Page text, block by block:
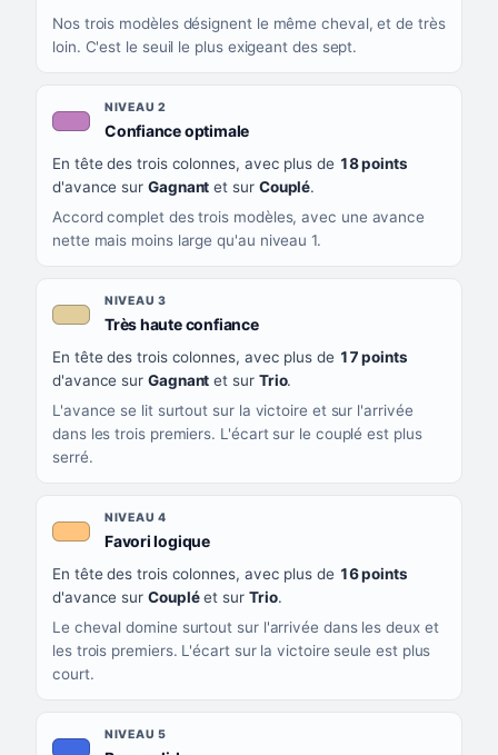
Nos trois modèles désignent le même cheval, et de très
loin. C'est le seuil le plus exigeant des sept.
NIVEAU 2
Confiance optimale, couleur mauve
En tête des trois colonnes, avec plus de 18 points
d'avance sur Gagnant et sur Couplé.
Accord complet des trois modèles, avec une avance
nette mais moins large qu'au niveau 1.
NIVEAU 3
Très haute confiance, couleur beige
En tête des trois colonnes, avec plus de 17 points
d'avance sur Gagnant et sur Trio.
L'avance se lit surtout sur la victoire et sur l'arrivée
dans les trois premiers. L'écart sur le couplé est plus
serré.
NIVEAU 4
Favori logique, couleur orange clair
En tête des trois colonnes, avec plus de 16 points
d'avance sur Coupléet sur Trio.
Le cheval domine surtout sur l'arrivée dans les deux et
les trois premiers. L'écart sur la victoire seule est plus
court.
NIVEAU 5